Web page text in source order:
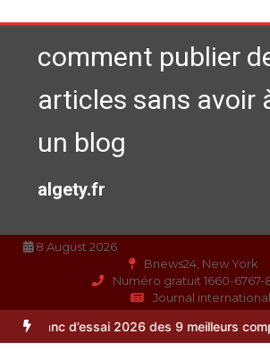
au
contenucomment publier
articles sans avoir
un blog
algety.fr
8 August 2026
Bnews24, New York
Numéro gratuit 1660-6767-
Journal international
des 9 meilleurs compléments d’oméga 3